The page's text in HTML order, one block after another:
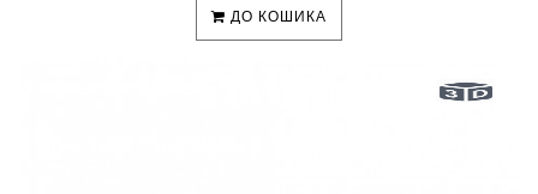
ДО КОШИКА